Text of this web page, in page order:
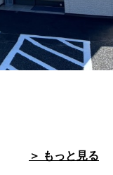
＞ もっと見る